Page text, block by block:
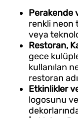
Perakende
renkli neon
veya
Restoran,
gece
kullanılan
restoran
Etkinlikler
logosunu